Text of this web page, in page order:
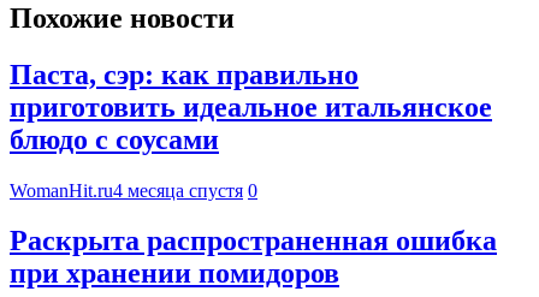
Похожие новости
Паста, сэр: как правильно
приготовить идеальное итальянское
блюдо с соусами
WomanHit.ru4 месяца спустя 0
Раскрыта распространенная ошибка
при хранении помидоров